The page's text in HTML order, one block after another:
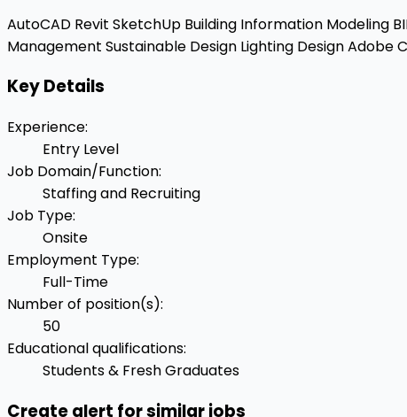
AutoCAD Revit SketchUp Building Information Modeling
Management Sustainable Design Lighting DesignAdobe
Key Details
Experience:
Entry Level
Job Domain/Function:
Staffing and Recruiting
Job Type:
Onsite
Employment Type:
Full-Time
Number of position(s):
50
Educational qualifications:
Students & Fresh Graduates
Create alert for similar jobs